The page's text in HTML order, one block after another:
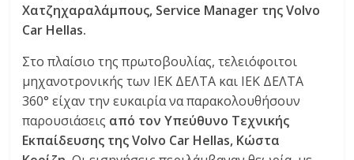
Χατζηχαραλάμπους, Service Manager της Volvo
Car Hellas.
Στο πλαίσιο της πρωτοβουλίας, τελειόφοιτοι
μηχανοτρονικής των ΙΕΚ ΔΕΛΤΑ και ΙΕΚ ΔΕΛΤΑ
360° είχαν την ευκαιρία να παρακολουθήσουν
παρουσιάσεις από τον Υπεύθυνο Τεχνικής
Εκπαίδευσης της Volvo Car Hellas, Κώστα